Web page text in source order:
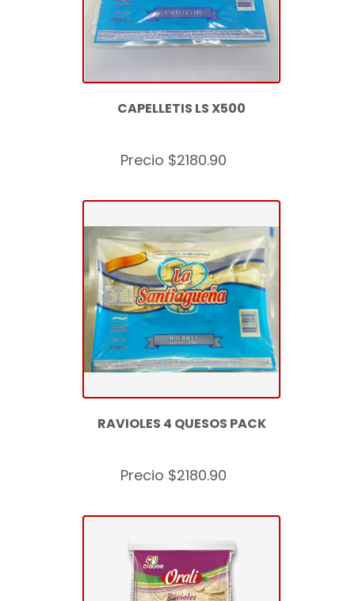
CAPELLETIS LS X500
Precio $2180.90
RAVIOLES 4 QUESOS PACK
Precio $2180.90